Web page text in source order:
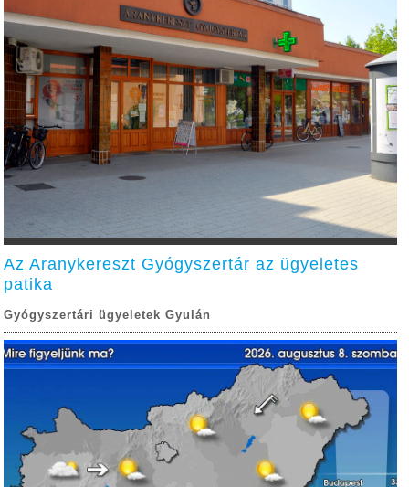
Az Aranykereszt Gyógyszertár az ügyeletes
patika
Gyógyszertári ügyeletek Gyulán